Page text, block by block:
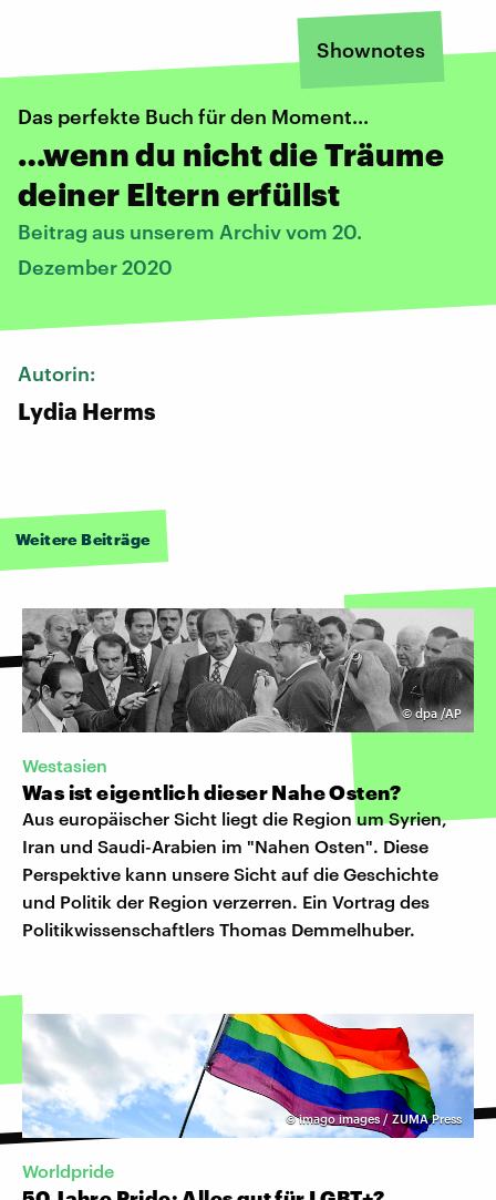
Shownotes
Das perfekte Buch für den Moment...
…wenn du nicht die Träume
deiner Eltern erfüllst
Beitrag aus unserem Archiv vom 20.
Dezember 2020
Autorin:
Lydia Herms
Weitere Beiträge
©dpa /AP
Westasien
Was ist eigentlich dieser Nahe Osten?
Aus europäischer Sicht liegt die Region um Syrien,
Iran und Saudi-Arabien im "Nahen Osten". Diese
Perspektive kann unsere Sicht auf die Geschichte
und Politik der Region verzerren. Ein Vortrag des
Politikwissenschaftlers Thomas Demmelhuber.
©imago images / ZUMA Press
Worldpride